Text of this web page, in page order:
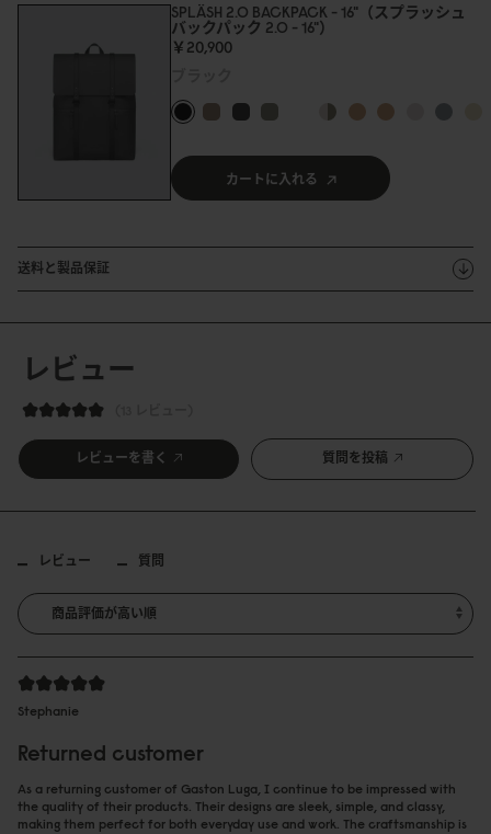
SPLÄSH 2.0 BACKPACK - 16"（スプラッシュ
バックパック 2.0 - 16"）
￥20,900
カートに入れる
送料と製品保証
レビュー
レビューを書く 質問を投稿
レビュー 質問
Stephanie
Returned customer
As a returning customer of Gaston Luga, I continue to be impressed with
the quality of their products. Their designs are sleek, simple, and classy,
making them perfect for both everyday use and work. The craftsmanship is